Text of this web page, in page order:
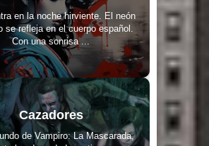
en la noche hirviente. El neón
se refleja en el cuerpo español.
Con una sonrisa ...
Cazadores
de Vampiro: La Mascarada,